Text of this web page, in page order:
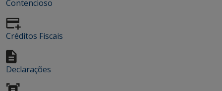
Contencioso
Créditos Fiscais
Declarações